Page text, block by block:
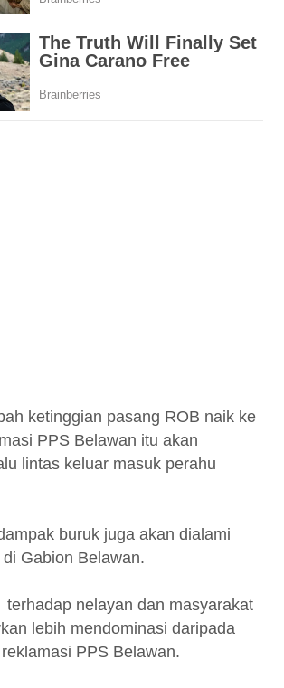
ketinggian pasang ROB naik ke
PPS Belawan itu akan
lintas keluar masuk perahu
buruk juga akan dialami
Gabion Belawan.
nelayan dan masyarakat
lebih mendominasi daripada
PPS Belawan.